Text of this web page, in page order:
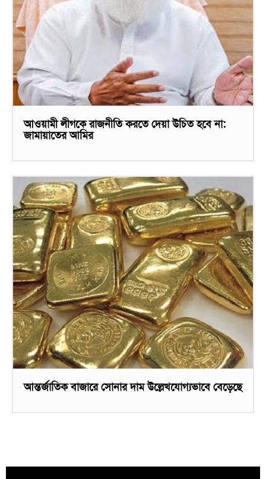
আওয়ামী লীগকে রাজনীতি করতে দেয়া উচিত হবে না:
জামায়াতের আমির
আন্তর্জাতিক বাজারে সোনার দাম উল্লেখযোগ্যভাবে বেড়েছে